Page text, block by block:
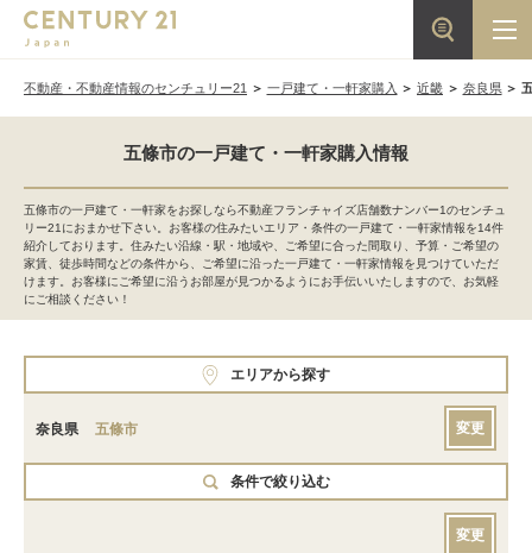
不動産・不動産情報のセンチュリー21 一戸建て・一軒家購入 近畿 奈良県
五條市の一戸建て・一軒家購入情報
五條市の一戸建て・一軒家をお探しなら不動産フランチャイズ店舗数ナンバー1のセンチュ
リー21におまかせ下さい。お客様の住みたいエリア・条件の一戸建て・一軒家情報を14件
紹介しております。住みたい沿線・駅・地域や、ご希望に合った間取り、予算・ご希望の
家賃、徒歩時間などの条件から、ご希望に沿った一戸建て・一軒家情報を見つけていただ
けます。お客様にご希望に沿うお部屋が見つかるようにお手伝いいたしますので、お気軽
にご相談ください！
エリアから探す
奈良県 五條市 変更
条件で絞り込む
変更